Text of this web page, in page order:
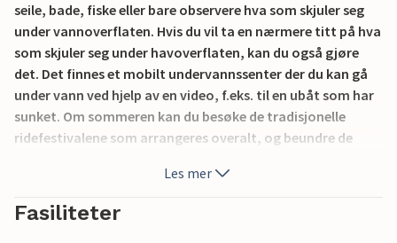
seile, bade, fiske eller bare observere hva som skjuler seg
under vannoverflaten. Hvis du vil ta en nærmere titt på hva
som skjuler seg under havoverflaten, kan du også gjøre
det. Det finnes et mobilt undervannssenter der du kan gå
under vann ved hjelp av en video, f.eks. til en ubåt som har
sunket. Om sommeren kan du besøke de tradisjonelle
ridefestivalene som arrangeres overalt, og beundre de
koselige atmosfæren i de mange små havnene og slapp av
på stranden i en stille bukt.
Les mer
Fasiliteter